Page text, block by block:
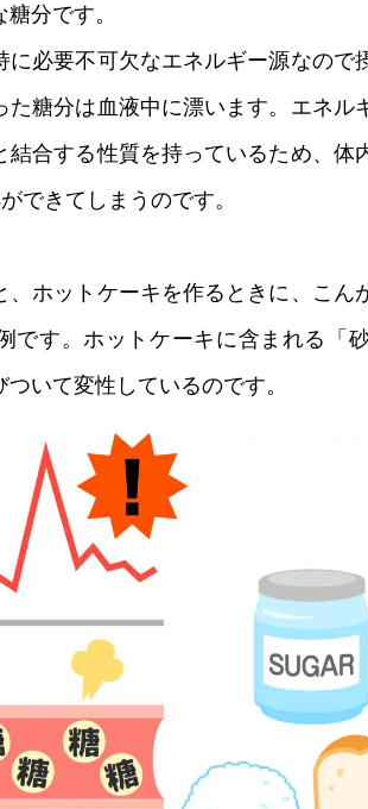
分です。
に必要不可欠なエネルギー源なので
た糖分は血液中に漂います。エネル
結合する性質を持っているため、体
できてしまうのです。
、ホットケーキを作るときに、こん
です。ホットケーキに含まれる「
ついて変性しているのです。